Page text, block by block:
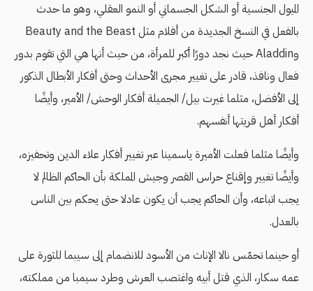
الميول الجنسية أو الشكل الجسماني أو النمو العقلي، وهو ما حدث
بالفعل في النسخ الجديدة من أفلام مثل Beauty and the Beast
وAladdin حيث نجد دورًا أكبر للمرأة، من حيث أنها هي التي تقوم بدور
فعال ونافذ، قادر على تغيير مجرى الأحداث وحتى أفكار الأبطال الذكور
إلى الأفضل، مثلما غيرت بيل/ الجميلة أفكار الوحش/ الأمير، وأيضًا
أفكار أهل قريتها أنفسهم.
وأيضًا مثلما فعلت الأميرة ياسمينا عبر تغيير أفكار علاء الدين وتحفيزه،
وأيضًا تغيير وإقناع حراس القصر وجيش المملكة بأن الحاكم الظالم لا
يجب اتباعه، وأن الحاكم يجب أن يكون عادلا حتى يحكم بين الناس
بالعدل.
أو حينما تحمّس نالا الإناث من الأسود للانضمام إلى سيبما للثورة على
عمه سكار، الذي قتل أبيه واغتصب العرش وطرد سيمبا من مملكته،